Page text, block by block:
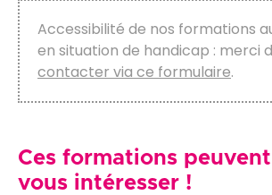
Accessibilité de nos formations
en situation de handicap : merci
contacter via ce formulaire.
Ces formations
vous intéresser !